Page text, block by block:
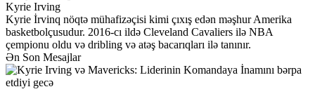
Kyrie Irving
Kyrie İrvinq nöqtə mühafizəçisi kimi çıxış edən məşhur Amerika
basketbolçusudur. 2016-cı ildə Cleveland Cavaliers ilə NBA
çempionu oldu və dribling və atəş bacarıqları ilə tanınır.
Ən Son Mesajlar